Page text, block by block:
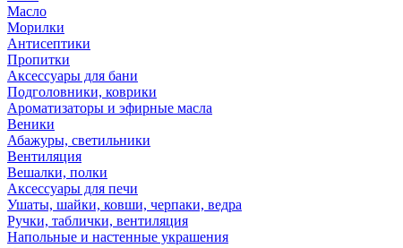
Масло
Морилки
Антисептики
Пропитки
Аксессуары для бани
Подголовники, коврики
Ароматизаторы и эфирные масла
Веники
Абажуры, светильники
Вентиляция
Вешалки, полки
Аксессуары для печи
Ушаты, шайки, ковши, черпаки, ведра
Ручки, таблички, вентиляция
Напольные и настенные украшения